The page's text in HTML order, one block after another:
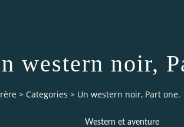
western noir,
> Categories > Un western noir, Part one.
Western et aventure